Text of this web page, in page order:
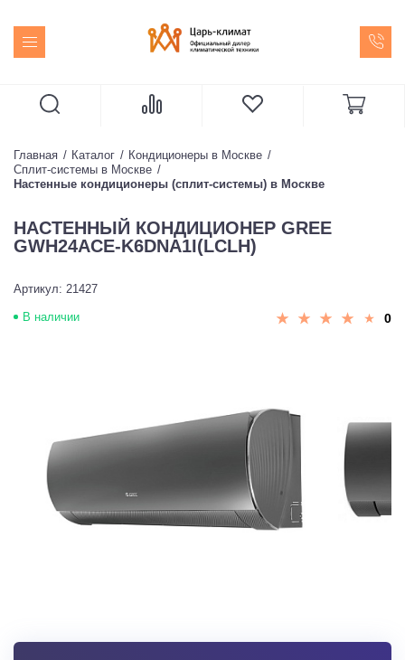
Главная Каталог
Кондиционеры в Москве
Сплит-системы в Москве
Настенные кондиционеры (сплит-системы) в Москве
НАСТЕННЫЙ КОНДИЦИОНЕР GREE
GWH24ACE-K6DNA1I(LCLH)
Артикул: 21427
В наличии 0